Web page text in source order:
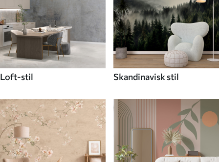
Loft-stil Skandinavisk stil